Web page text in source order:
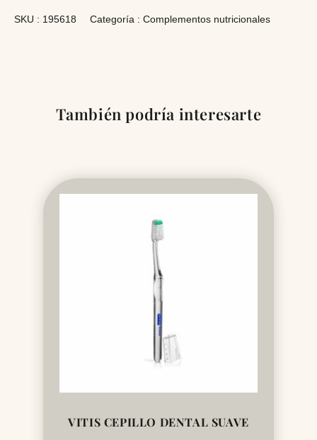
SKU : 195618 Categoría : Complementos nutricionales
También podría interesarte
VITIS CEPILLO DENTAL SUAVE